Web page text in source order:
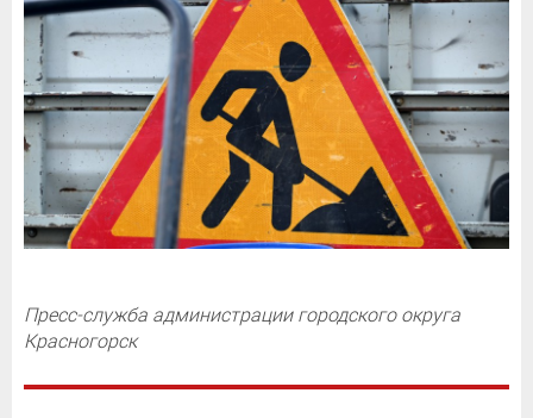
Пресс-служба администрации городского округа
Красногорск